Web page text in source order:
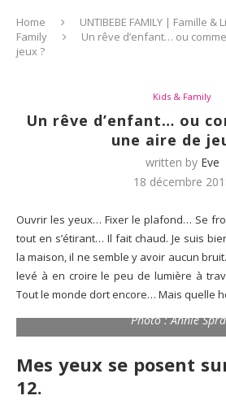
Home UNTIBEBE FAMILY | Famille &
Family
Un rêve d’enfant… ou
jeux ?
Kids & Family
Un rêve d’enfant… ou
une aire de
written by Eve
18 décembre
Ouvrir les yeux… Fixer le plafond… Se
tout en s’étirant… Il fait chaud. Je suis
la maison, il ne semble y avoir aucun
levé à en croire le peu de lumière à
Tout le monde dort encore… Mais quelle
Photo : Annie
Mes yeux se posent
12.